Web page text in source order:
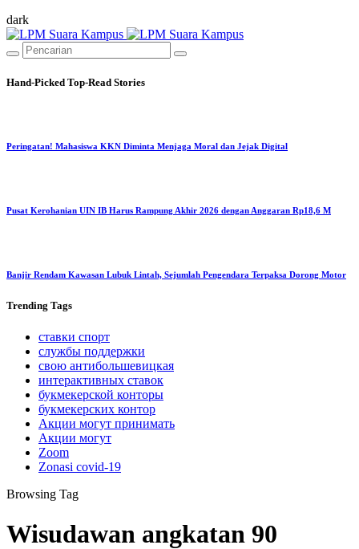
dark
Hand-Picked Top-Read Stories
Peringatan! Mahasiswa KKN Diminta Menjaga Moral dan Jejak Digital
Pusat Kerohanian UIN IB Harus Rampung Akhir 2026 dengan Anggaran Rp18,6 M
Banjir Rendam Kawasan Lubuk Lintah, Sejumlah Pengendara Terpaksa Dorong Motor
Trending Tags
ставки спорт
службы поддержки
свою антибольшевицкая
интерактивных ставок
букмекерской конторы
букмекерских контор
Акции могут принимать
Акции могут
Zoom
Zonasi covid-19
Browsing Tag
Wisudawan angkatan 90